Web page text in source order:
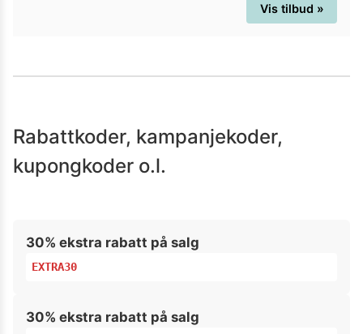
Vis tilbud »
Rabattkoder, kampanjekoder,
kupongkoder o.l.
30% ekstra rabatt på salg
EXTRA30
30% ekstra rabatt på salg